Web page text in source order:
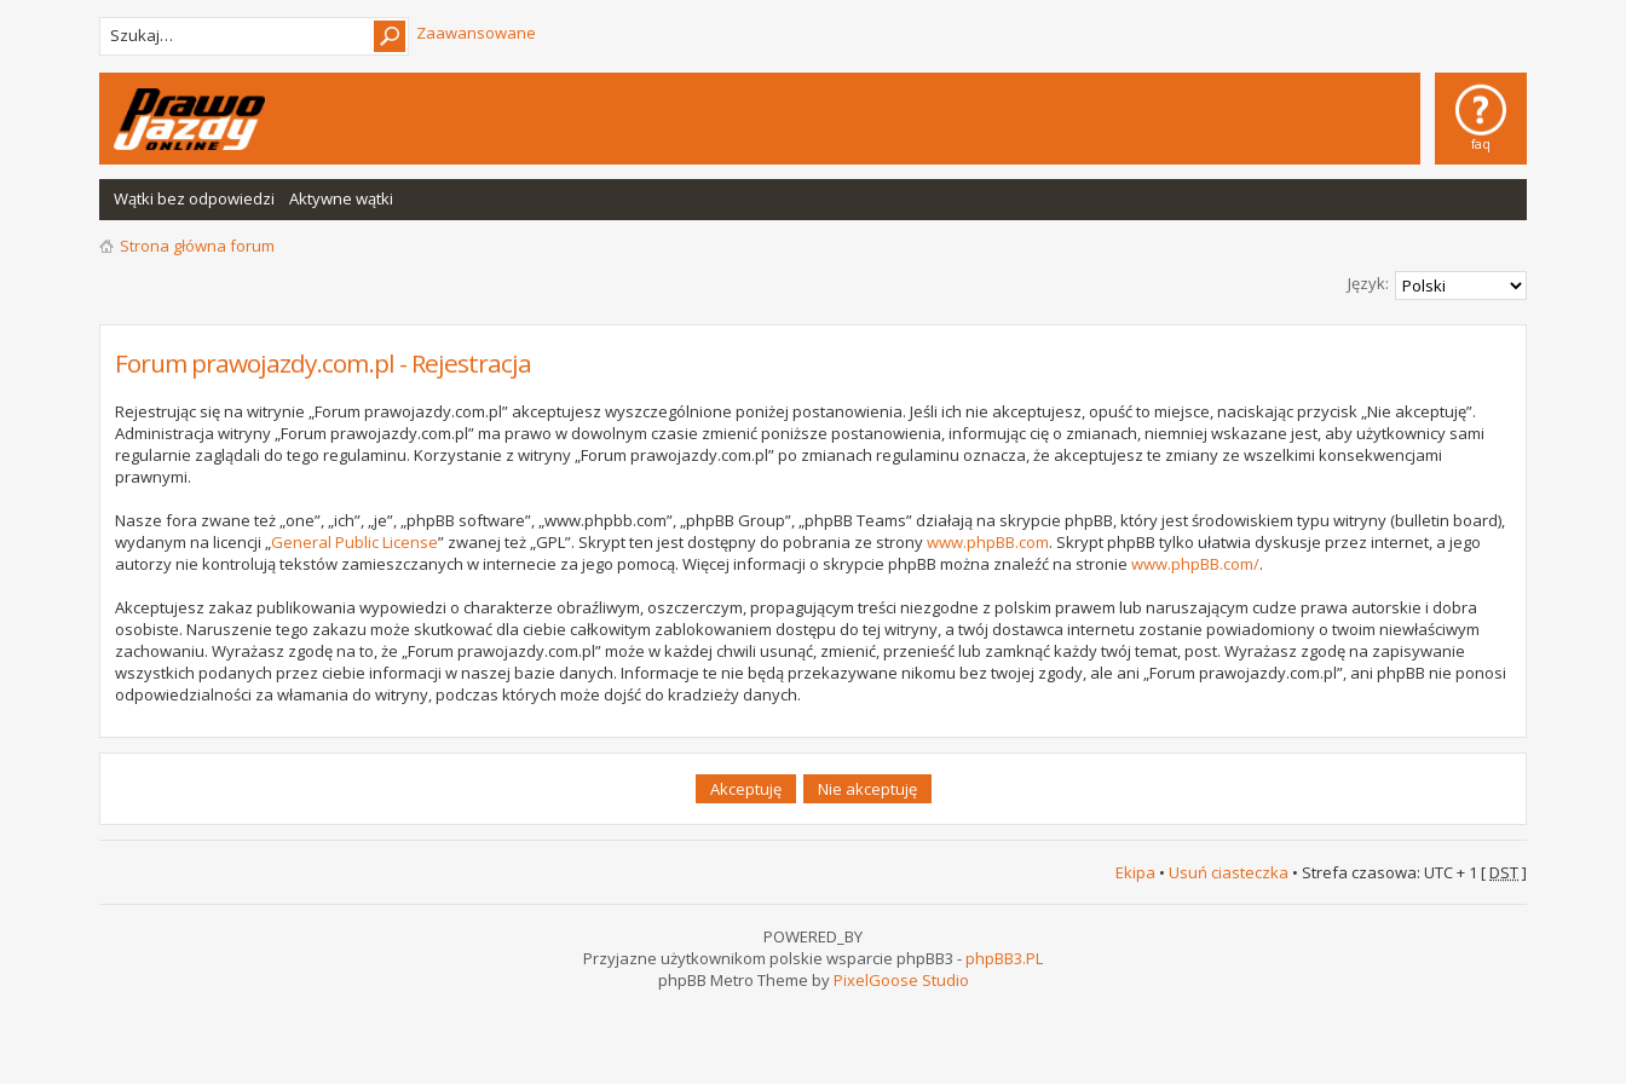
Zaawansowane
faq
Wątki bez odpowiedzi Aktywne wątki
Strona główna forum
Język:
Forum prawojazdy.com.pl - Rejestracja
Rejestrując się na witrynie „Forum prawojazdy.com.pl” akceptujesz wyszczególnione poniżej postanowienia. Jeśli ich nie akceptujesz, opuść to miejsce, naciskając przycisk „Nie akceptuję”.
Administracja witryny „Forum prawojazdy.com.pl” ma prawo w dowolnym czasie zmienić poniższe postanowienia, informując cię o zmianach, niemniej wskazane jest, aby użytkownicy sami
regularnie zaglądali do tego regulaminu. Korzystanie z witryny „Forum prawojazdy.com.pl” po zmianach regulaminu oznacza, że akceptujesz te zmiany ze wszelkimi konsekwencjami
prawnymi.
Nasze fora zwane też „one”, „ich”, „je”, „phpBB software”, „www.phpbb.com”, „phpBB Group”, „phpBB Teams” działają na skrypcie phpBB, który jest środowiskiem typu witryny (bulletin board),
wydanym na licencji „General Public License” zwanej też „GPL”. Skrypt ten jest dostępny do pobrania ze stronywww.phpBB.com. Skrypt phpBB tylko ułatwia dyskusje przez internet, a jego
autorzy nie kontrolują tekstów zamieszczanych w internecie za jego pomocą. Więcej informacji o skrypcie phpBB można znaleźć na stronie www.phpBB.com/.
Akceptujesz zakaz publikowania wypowiedzi o charakterze obraźliwym, oszczerczym, propagującym treści niezgodne z polskim prawem lub naruszającym cudze prawa autorskie i dobra
osobiste. Naruszenie tego zakazu może skutkować dla ciebie całkowitym zablokowaniem dostępu do tej witryny, a twój dostawca internetu zostanie powiadomiony o twoim niewłaściwym
zachowaniu. Wyrażasz zgodę na to, że „Forum prawojazdy.com.pl” może w każdej chwili usunąć, zmienić, przenieść lub zamknąć każdy twój temat, post. Wyrażasz zgodę na zapisywanie
wszystkich podanych przez ciebie informacji w naszej bazie danych. Informacje te nie będą przekazywane nikomu bez twojej zgody, ale ani „Forum prawojazdy.com.pl”, ani phpBB nie ponosi
odpowiedzialności za włamania do witryny, podczas których może dojść do kradzieży danych.
Ekipa • Usuń ciasteczka • Strefa czasowa: UTC + 1 [DST]
POWERED_BY
Przyjazne użytkownikom polskie wsparcie phpBB3 -phpBB3.PL
phpBB Metro Theme byPixelGoose Studio